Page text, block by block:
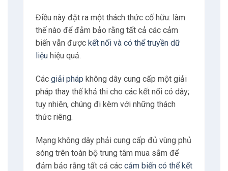
Điều này đặt ra một thách thức cố hữu: làm
thế nào để đảm bảo rằng tất cả các cảm
biến vẫn được kết nối và có thể truyền dữ
liệuhiệu quả.
Các giải pháp không dây cung cấp một giải
pháp thay thế khả thi cho các kết nối có dây;
tuy nhiên, chúng đi kèm với những thách
thức riêng.
Mạng không dây phải cung cấp đủ vùng phủ
sóng trên toàn bộ trung tâm mua sắm để
đảm bảo rằng tất cả các cảm biến có thể kết